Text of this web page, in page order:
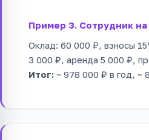
Пример 3. Сотрудник
Оклад: 60 000 ₽, взносы
3 000 ₽, аренда 5 000 ₽,
Итог: ~ 978 000 ₽ в год, ~